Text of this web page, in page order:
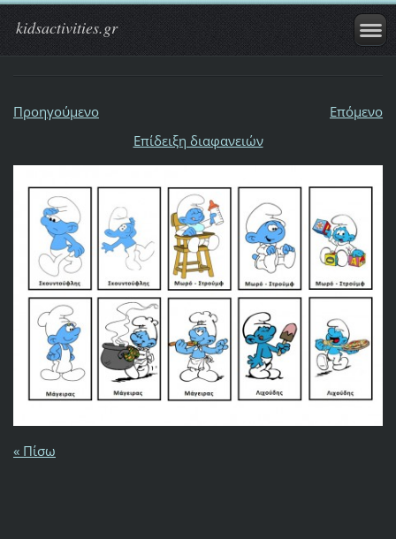
kidsactivities.gr
Προηγούμενο
Επόμενο
Επίδειξη διαφανειών
« Πίσω